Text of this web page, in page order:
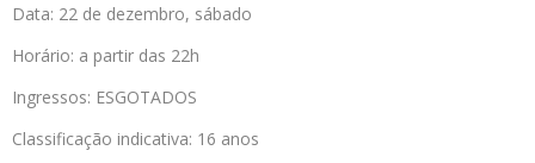
Data: 22 de dezembro, sábado
Horário: a partir das 22h
Ingressos: ESGOTADOS
Classificação indicativa: 16 anos